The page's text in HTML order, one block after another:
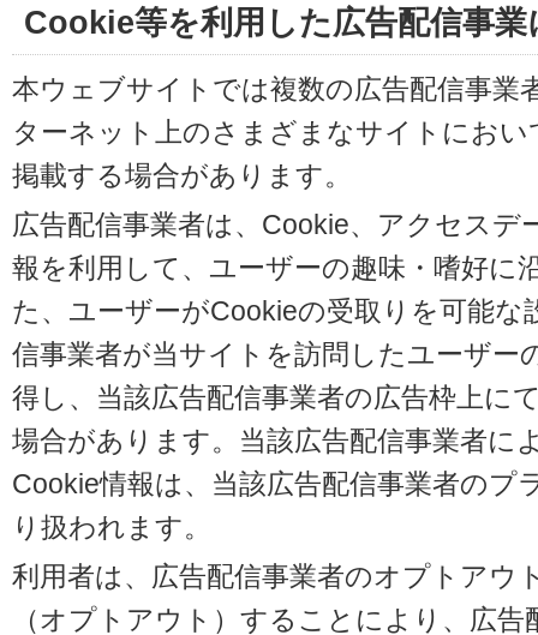
Cookie等を利用した広告配信事
本ウェブサイトでは複数の広告配信事業
ターネット上のさまざまなサイトにお
掲載する場合があります。
広告配信事業者は、Cookie、アクセスデ
報を利用して、ユーザーの趣味・嗜好に
た、ユーザーがCookieの受取りを可能
信事業者が当サイトを訪問したユーザー
得し、当該広告配信事業者の広告枠上に
場合があります。当該広告配信事業者に
Cookie情報は、当該広告配信事業者のプ
り扱われます。
利用者は、広告配信事業者のオプトアウ
（オプトアウト）することにより、広